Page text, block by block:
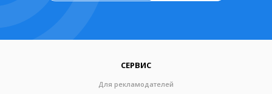
СЕРВИС
Для рекламодателей